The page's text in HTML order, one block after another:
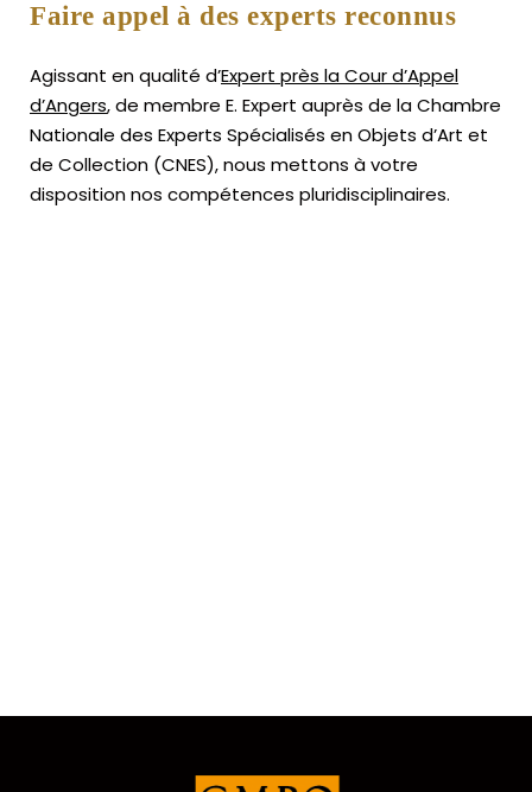
Faire appel à des experts reconnus
Agissant en qualité d’Expert près la Cour d’Appel
d’Angers, de membre E. Expert auprès de laChambre
Nationale des Experts Spécialisés en Objets d’Art et
de Collection (CNES),nous mettons à votre
disposition nos compétences pluridisciplinaires.